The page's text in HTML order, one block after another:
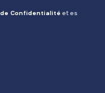
Confidentialité et es